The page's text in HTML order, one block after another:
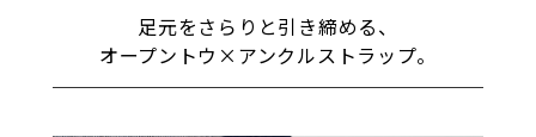
足元をさらりと引き締める、
オープントウ×アンクルストラップ。